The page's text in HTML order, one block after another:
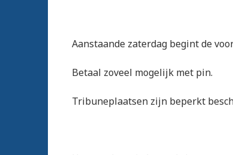
Aanstaande zaterdag begint de
Betaal zoveel mogelijk met pin.
Tribuneplaatsen zijn beperkt